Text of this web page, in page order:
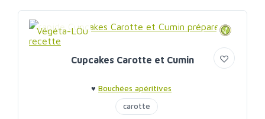
Végéta-LÖu
Cupcakes Carotte et Cumin
♥ Bouchées apéritives
carotte